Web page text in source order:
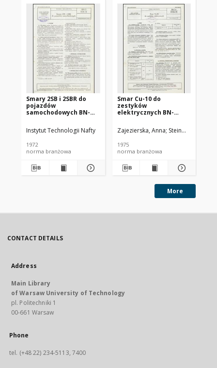
Smary 2SB i 2SBR do
pojazdów
samochodowych BN-
Instytut Technologii Nafty
1972
norma branżowa
Smar Cu-10 do
zestyków
elektrycznych BN-
Zajezierska, Anna Steinmec,
1975
norma branżowa
More
CONTACT DETAILS
Address
Main Library
of Warsaw University of Technology
pl. Politechniki 1
00-661 Warsaw
Phone
tel. (+48 22) 234-5113, 7400